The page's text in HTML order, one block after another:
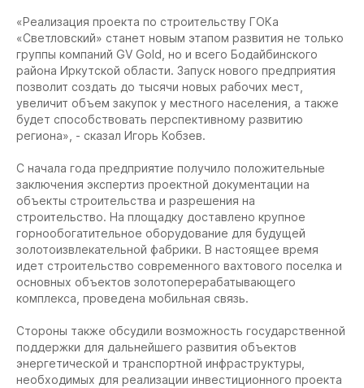
«Реализация проекта по строительству ГОКа
«Светловский» станет новым этапом развития не только
группы компаний GV Gold, но и всего Бодайбинского
района Иркутской области. Запуск нового предприятия
позволит создать до тысячи новых рабочих мест,
увеличит объем закупок у местного населения, а также
будет способствовать перспективному развитию
региона», - сказал Игорь Кобзев.
С начала года предприятие получило положительные
заключения экспертиз проектной документации на
объекты строительства и разрешения на
строительство. На площадку доставлено крупное
горнообогатительное оборудование для будущей
золотоизвлекательной фабрики. В настоящее время
идет строительство современного вахтового поселка и
основных объектов золотоперерабатывающего
комплекса, проведена мобильная связь.
Стороны также обсудили возможность государственной
поддержки для дальнейшего развития объектов
энергетической и транспортной инфраструктуры,
необходимых для реализации инвестиционного проекта